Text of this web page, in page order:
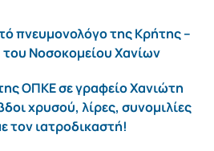
πνευμονολόγο της Κρήτης –
Νοσοκομείου Χανίων
ΟΠΚΕ σε γραφείο Χανιώτη
χρυσού, λίρες, συνομιλίες
τον ιατροδικαστή!